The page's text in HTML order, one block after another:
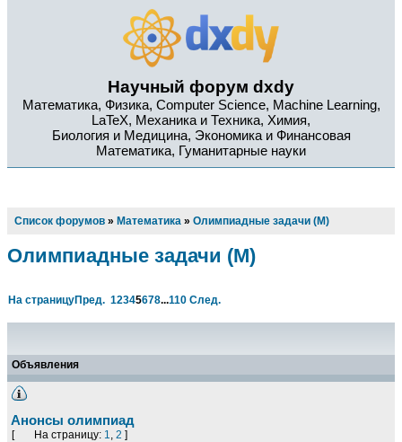
Научный форум dxdy
Математика, Физика, Computer Science, Machine Learning,
LaTeX, Механика и Техника, Химия,
Биология и Медицина, Экономика и Финансовая
Математика, Гуманитарные науки
Список форумов » Математика » Олимпиадные задачи (М)
Олимпиадные задачи (М)
На страницуПред. 12345678...110 След.
Объявления
Анонсы олимпиад
[ На страницу: 1, 2 ]